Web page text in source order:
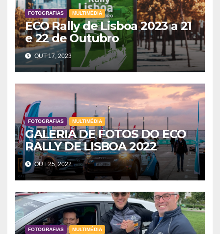
FOTOGRAFIAS MULTIMÉDIA
ECO Rally de Lisboa 2023 a 21
e 22 de Outubro
OUT 17, 2023
FOTOGRAFIAS MULTIMÉDIA
GALERIA DE FOTOS DO ECO
RALLY DE LISBOA 2022
OUT 25, 2022
FOTOGRAFIAS MULTIMÉDIA